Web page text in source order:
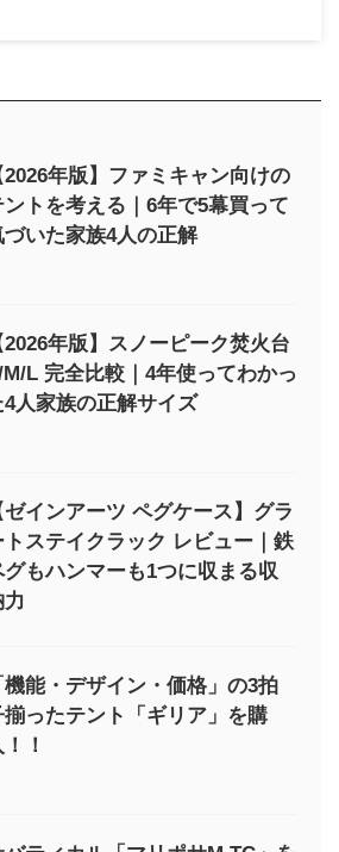
2026年版】ファミキャン向けの
ントを考える｜6年で5幕買って
づいた家族4人の正解
2026年版】スノーピーク焚火台
L 完全比較｜4年使ってわかっ
4人家族の正解サイズ
ゼインアーツ ペグケース】グラ
トステイクラック レビュー｜鉄
グもハンマーも1つに収まる収
機能・デザイン・価格」の3拍
揃ったテント「ギリア」を購
！